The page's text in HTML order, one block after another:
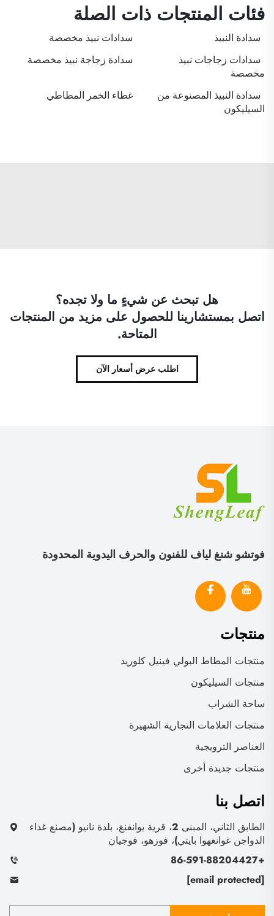
فئات المنتجات ذات الصلة
سدادة النبيذ سدادات نبيذ مخصصة
سدادات زجاجات نبيذ
مخصصة
سدادة زجاجة نبيذ مخصصة
سدادة النبيذ المصنوعة من
السيليكون
غطاء الخمر المطاطي
هل تبحث عن شيءٍ ما ولا تجده؟
اتصل بمستشارينا للحصول على مزيد من المنتجات
المتاحة.
اطلب عرض أسعار الآن
فوتشو شنغ لياف للفنون والحرف اليدوية المحدودة
منتجات
منتجات المطاط البولي فينيل كلوريد
منتجات السيليكون
ساحة الشراب
منتجات العلامات التجارية الشهيرة
العناصر الترويجية
منتجات جديدة أخرى
اتصل بنا
الطابق الثاني، المبنى 2، قرية يوانفنغ، بلدة نانيو (مصنع غذاء
الدواجن غوانغهوا بايتي)، فوزهو، فوجيان
+86-591-88204427
[email protected]